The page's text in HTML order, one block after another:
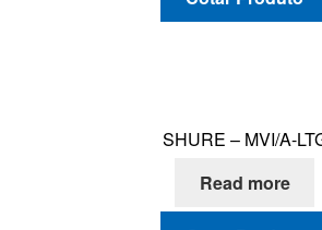
SHURE – MVI/A-
Read more